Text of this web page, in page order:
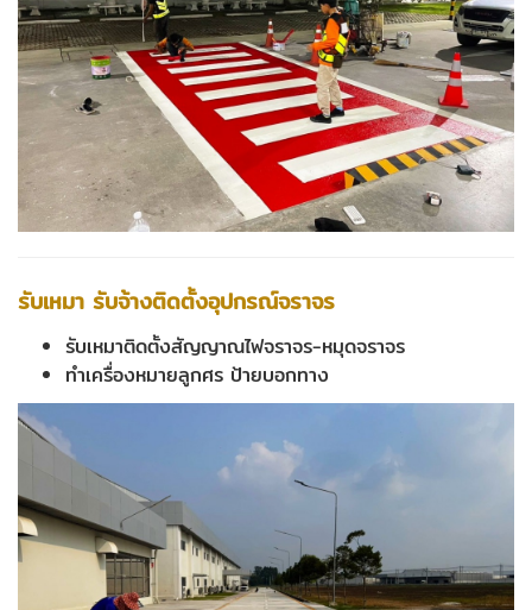
รับเหมา รับจ้างติดตั้งอุปกรณ์จราจร
รับเหมาติดตั้งสัญญาณไฟจราจร-หมุดจราจร
ทำเครื่องหมายลูกศร ป้ายบอกทาง